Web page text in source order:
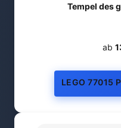
Tempel des
ab
LEGO 77015